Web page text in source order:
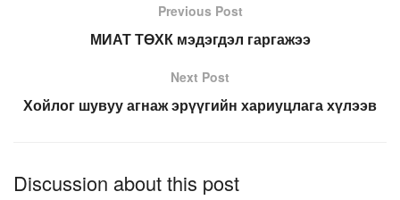
Previous Post
МИАТ ТӨХК мэдэгдэл гаргажээ
Next Post
Хойлог шувуу агнаж эрүүгийн хариуцлага хүлээв
Discussion about this post